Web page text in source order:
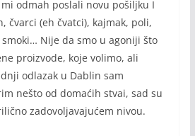
odmah poslali novu pošiljku I
čvarci (eh čvatci), kajmak, poli,
smoki… Nije da smo u agoniji što
proizvode, koje volimo, ali
odlazak u Dablin sam
nešto od domaćih stvai, sad su
zadovoljavajućem nivou.